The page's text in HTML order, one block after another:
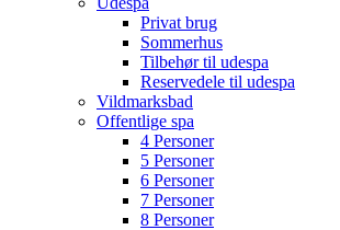
Privat brug
Sommerhus
Tilbehør til udespa
Reservedele til udespa
Vildmarksbad
Offentlige spa
4 Personer
5 Personer
6 Personer
7 Personer
8 Personer